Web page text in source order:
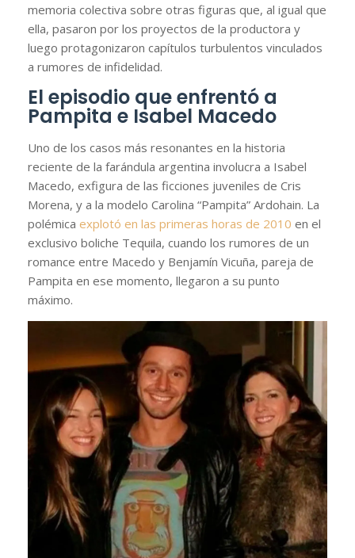
memoria colectiva sobre otras figuras que, al igual que
ella, pasaron por los proyectos de la productora y
luego protagonizaron capítulos turbulentos vinculados
a rumores de infidelidad.
El episodio que enfrentó a
Pampita e Isabel Macedo
Uno de los casos más resonantes en la historia
reciente de la farándula argentina involucra a Isabel
Macedo, exfigura de las ficciones juveniles de Cris
Morena, y a la modelo Carolina “Pampita” Ardohain. La
polémica explotó en las primeras horas de 2010 en el
exclusivo boliche Tequila, cuando los rumores de un
romance entre Macedo y Benjamín Vicuña, pareja de
Pampita en ese momento, llegaron a su punto
máximo.